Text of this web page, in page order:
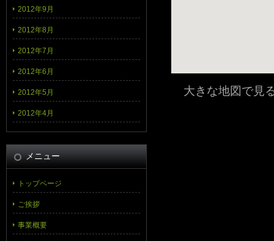
大きな地図で見
2012年9月
2012年8月
2012年7月
2012年6月
2012年5月
2012年4月
メニュー
トップページ
ご挨拶
事業概要